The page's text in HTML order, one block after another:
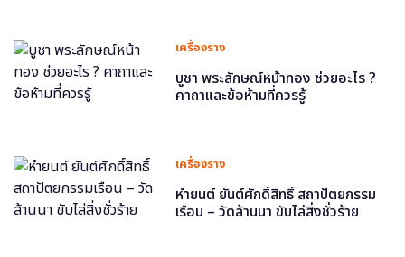
เครื่องราง
บูชา พระลักษณ์หน้าทอง ช่วยอะไร ?
คาถาและข้อห้ามที่ควรรู้
เครื่องราง
หำยนต์ ยันต์ศักดิ์สิทธิ์ สถาปัตยกรรม
เรือน – วัดล้านนา ขับไล่สิ่งชั่วร้าย